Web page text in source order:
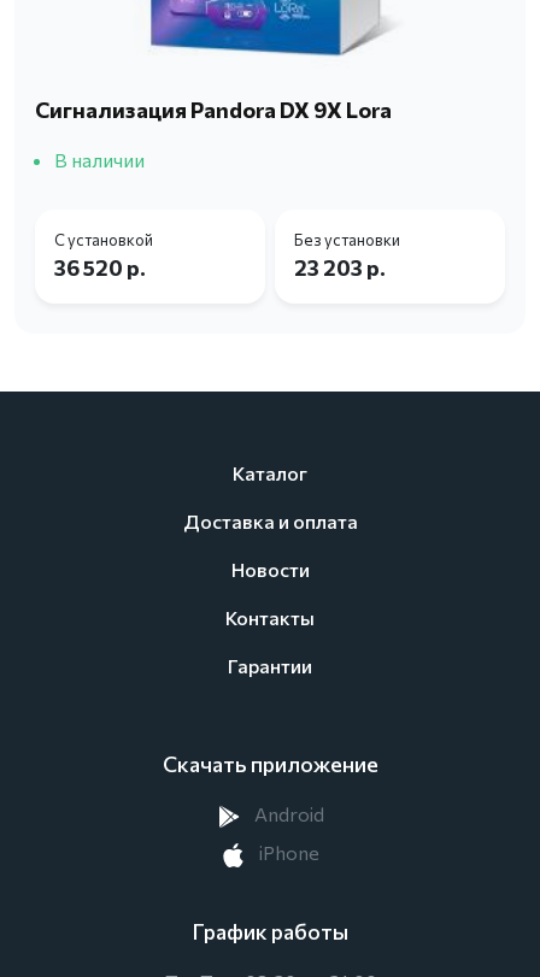
Сигнализация Pandora DX 9X Lora
В наличии
С установкой
36 520 р.
Без установки
23 203 р.
Каталог
Доставка и оплата
Новости
Контакты
Гарантии
Скачать приложение
Android
iPhone
График работы